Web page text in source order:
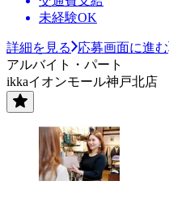
未経験OK
詳細を見る
応募画面に進む
アルバイト・パート
ikkaイオンモール神戸北店